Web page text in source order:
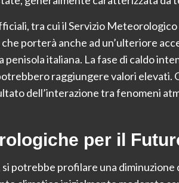
tra cui il Servizio
porterà anche ad un’ulteriore
italiana. La fase di caldo
raggiungere valori elevati.
dell’interazione tra fenomeni
per il
potrebbe profilare una